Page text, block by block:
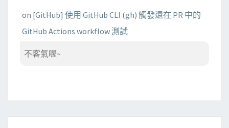
on [GitHub] 使用 GitHub CLI (gh) 觸發還在 PR 中的
GitHub Actions workflow 測試
不客氣喔~